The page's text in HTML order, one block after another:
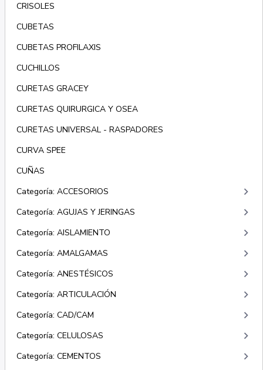
CRISOLES
CUBETAS
CUBETAS PROFILAXIS
CUCHILLOS
CURETAS GRACEY
CURETAS QUIRURGICA Y OSEA
CURETAS UNIVERSAL - RASPADORES
CURVA SPEE
CUÑAS
Categoría: ACCESORIOS
keyboard_arrow_right
Categoría: AGUJAS Y JERINGAS keyboard_arrow_right
Categoría: AISLAMIENTO keyboard_arrow_right
Categoría: AMALGAMAS keyboard_arrow_right
Categoría: ANESTÉSICOS keyboard_arrow_right
Categoría: ARTICULACIÓN keyboard_arrow_right
Categoría: CAD/CAM keyboard_arrow_right
Categoría: CELULOSAS keyboard_arrow_right
Categoría: CEMENTOS keyboard_arrow_right